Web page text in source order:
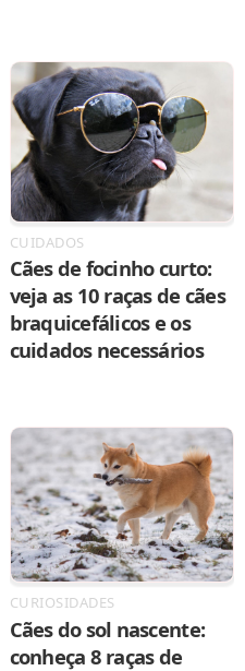
CUIDADOS
Cães de focinho curto:
veja as 10 raças de cães
braquicefálicos e os
cuidados necessários
CURIOSIDADES
Cães do sol nascente:
conheça 8 raças de